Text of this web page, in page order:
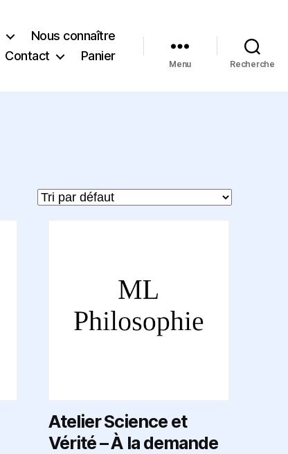
Nous connaître
Contact Panier
Menu Recherche
Atelier Science et
Vérité – À la demande